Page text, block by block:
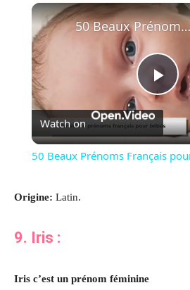
50 Beaux Prénoms Français pour Votre Bébé
Watch on
50 Beaux Prénoms Français
Origine: Latin.
9. Iris :
Iris c’est un prénom féminine